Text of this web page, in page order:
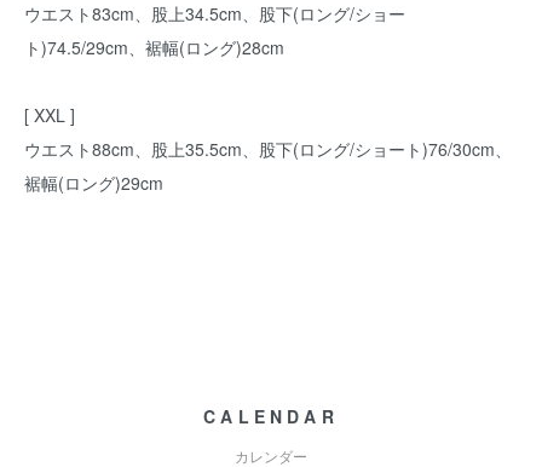
ウエスト83cm、股上34.5cm、股下(ロング/ショー
ト)74.5/29cm、裾幅(ロング)28cm
[ XXL ]
ウエスト88cm、股上35.5cm、股下(ロング/ショート)76/30cm、
裾幅(ロング)29cm
CALENDAR
カレンダー